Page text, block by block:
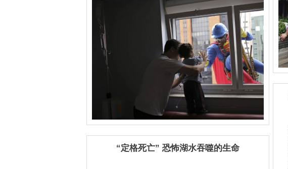
“定格死亡” 恐怖湖水吞噬的生命